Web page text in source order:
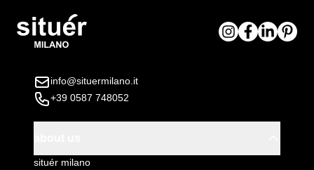
info@situermilano.it
+39 0587 748052
situér milano